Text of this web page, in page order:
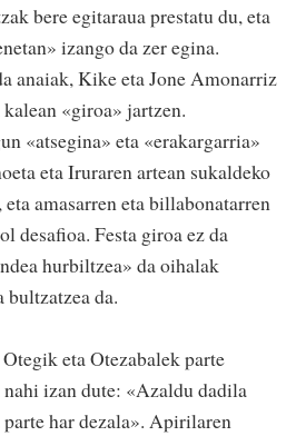
bere egitaraua prestatu du, eta
izango da zer egina.
anaiak, Kike eta Jone Amonarriz
«giroa» jartzen.
«atsegina» eta «erakargarria»
eta Iruraren artean sukaldeko
amasarren eta billabonatarren
desafioa. Festa giroa ez da
hurbiltzea» da oihalak
bultzatzea da.
eta Otezabalek parte
izan dute: «Azaldu dadila
har dezala». Apirilaren